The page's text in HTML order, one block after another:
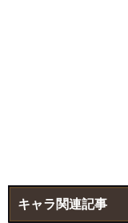
キャラ関連記事